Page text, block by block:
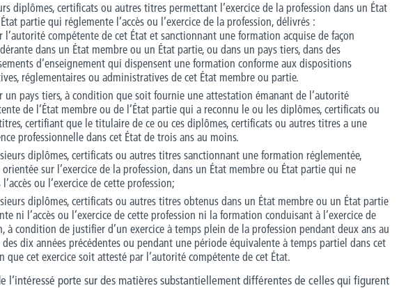
diplômes, certificats ou autres titres permettant l’exercice de la profession dans un État
partie qui réglemente l’accès ou l’exercice de la profession, délivrés :
l’autorité compétente de cet État et sanctionnant une formation acquise de façon
dans un État membre ou un État partie, ou dans un pays tiers, dans des
d’enseignement qui dispensent une formation conforme aux dispositions
réglementaires ou administratives de cet État membre ou partie.
un pays tiers, à condition que soit fournie une attestation émanant de l’autorité
de l’État membre ou de l’État partie qui a reconnu le ou les diplômes, certificats ou
certifiant que le titulaire de ce ou ces diplômes, certificats ou autres titres a une
professionnelle dans cet État de trois ans au moins.
diplômes, certificats ou autres titres sanctionnant une formation réglementée,
sur l’exercice de la profession, dans un État membre ou État partie qui ne
ou l’exercice de cette profession;
diplômes, certificats ou autres titres obtenus dans un État membre ou un État partie
ni l’accès ou l’exercice de cette profession ni la formation conduisant à l’exercice de
à condition de justifier d’un exercice à temps plein de la profession pendant deux ans au
dix années précédentes ou pendant une période équivalente à temps partiel dans cet
que cet exercice soit attesté par l’autorité compétente de cet État.
l’intéressé porte sur des matières substantiellement différentes de celles qui figurent